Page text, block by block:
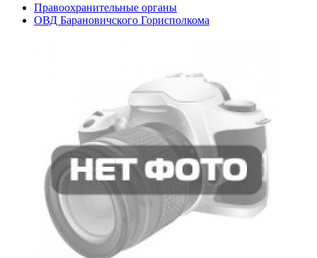
Правоохранительные органы
ОВД Барановичского Горисполкома